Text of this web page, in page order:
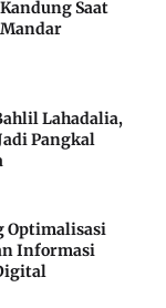
Saat
Lahadalia,
Pangkal
Optimalisasi
Informasi
Digital